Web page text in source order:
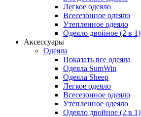
Легкое одеяло
Всесезонное одеяло
Утепленное одеяло
Одеяло двойное (2 в 1)
Аксессуары
Одеяла
Показать все одеяла
Одеяла SumWin
Одеяла Sheep
Легкое одеяло
Всесезонное одеяло
Утепленное одеяло
Одеяло двойное (2 в 1)